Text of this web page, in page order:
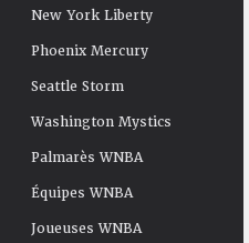
New York Liberty
Phoenix Mercury
Seattle Storm
Washington Mystics
Palmarès WNBA
Équipes WNBA
Joueuses WNBA